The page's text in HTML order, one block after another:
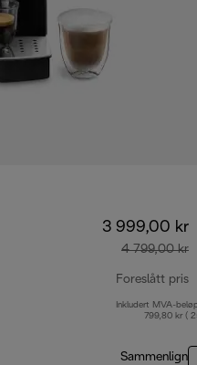
3 999,00 kr
4 799,00 kr
Foreslått pris
Inkludert MVA-
799,80 kr (
Sammenlign